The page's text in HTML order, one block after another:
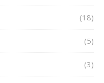
(18)
(5)
(3)